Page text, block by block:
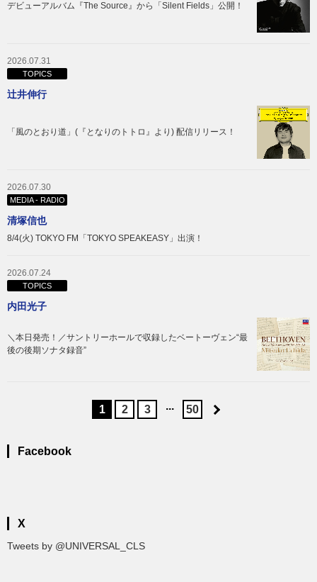
デビューアルバム『The Source』から「Silent Fields」公開！
2026.07.31
TOPICS
辻󠄀井伸行
「風のとおり道」(『となりのトトロ』より) 配信リリース！
2026.07.30
MEDIA - RADIO
清塚信也
8/4(火) TOKYO FM「TOKYO SPEAKEASY」出演！
2026.07.24
TOPICS
内田光子
＼本日発売！／サントリーホールで収録したベートーヴェン“最
後の後期ソナタ録音”
1 2 3 ... 50
Facebook
X
Tweets by @UNIVERSAL_CLS